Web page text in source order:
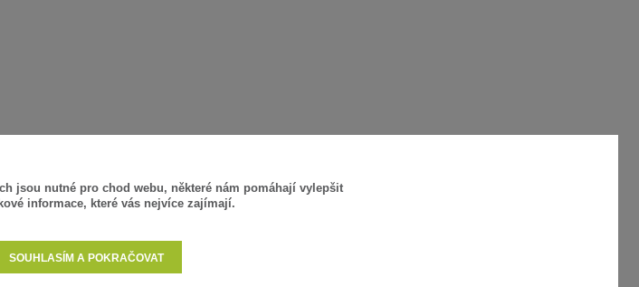
jsou nutné pro chod webu, některé nám pomáhají vylepšit
informace, které vás nejvíce zajímají.
SOUHLASÍM A POKRAČOVAT